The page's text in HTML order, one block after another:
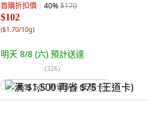
首購折扣價 40%$170
$102
($1.70/10g)
明天 8/8 (六) 預計送達
(326)
满 $1,500 再省 $75 (王道卡)